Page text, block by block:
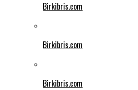
Birkibris.com
Birkibris.com
Birkibris.com